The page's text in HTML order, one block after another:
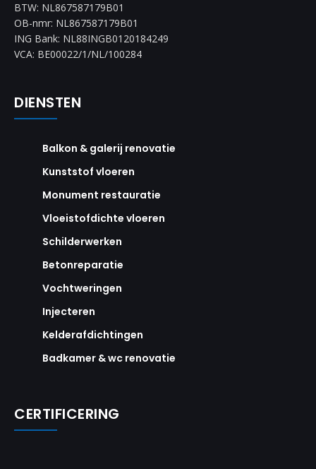
BTW: NL867587179B01
OB-nmr: NL867587179B01
ING Bank: NL88INGB0120184249
VCA: BE00022/1/NL/100284
DIENSTEN
Balkon & galerij renovatie
Kunststof vloeren
Monument restauratie
Vloeistofdichte vloeren
Schilderwerken
Betonreparatie
Vochtweringen
Injecteren
Kelderafdichtingen
Badkamer & wc renovatie
CERTIFICERING